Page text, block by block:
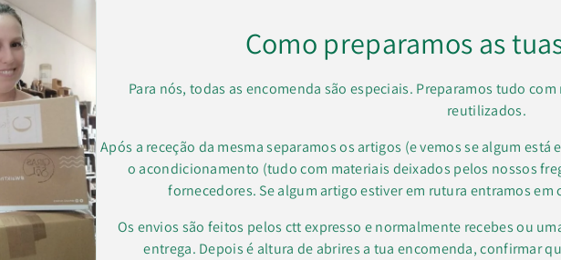
Como preparamos as
Para nós, todas as encomenda são especiais. Preparamos tudo
reutilizados.
Após a receção da mesma separamos os artigos (e vemos se algum
o acondicionamento (tudo com materiais deixados pelos nossos
fornecedores. Se algum artigo estiver em rutura entramos
Os envios são feitos pelos ctt expresso e normalmente recebes ou
entrega. Depois é altura de abrires a tua encomenda, confirmar